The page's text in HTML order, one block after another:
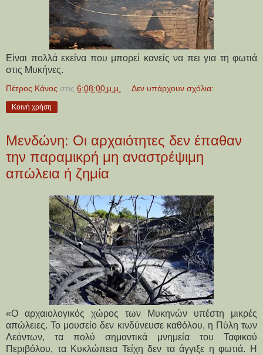
Είναι πολλά εκείνα που μπορεί κανείς να πει για τη φωτιά
στις Μυκήνες.
Πέτρος Κάνος στις 6:08:00 μ.μ. Δεν υπάρχουν σχόλια:
Κοινή χρήση
Μενδώνη: Οι αρχαιότητες δεν έπαθαν
την παραμικρή μη αναστρέψιμη
απώλεια ή ζημία
«Ο αρχαιολογικός χώρος των Μυκηνών υπέστη μικρές
απώλειες. Το μουσείο δεν κινδύνευσε καθόλου, η Πύλη των
Λεόντων, τα πολύ σημαντικά μνημεία του Ταφικού
Περιβόλου, τα Κυκλώπεια Τείχη δεν τα άγγιξε η φωτιά. Η